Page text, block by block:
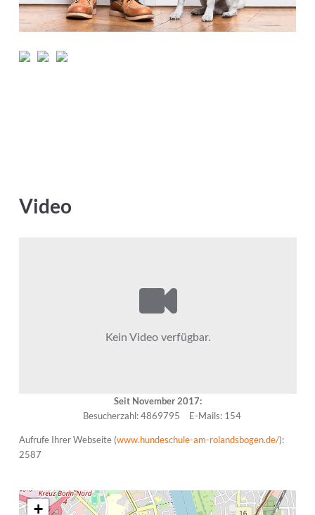
Video
Seit November 2017:
Besucherzahl: 4869795
E-Mails: 154
Aufrufe Ihrer Webseite (www.hundeschule-am-rolandsbogen.de/):
2587
+